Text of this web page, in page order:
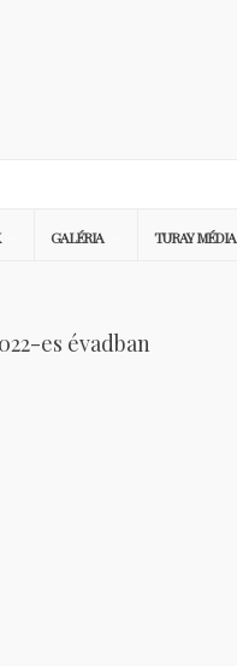
GALÉRIA TURAY MÉDIA
es évadban